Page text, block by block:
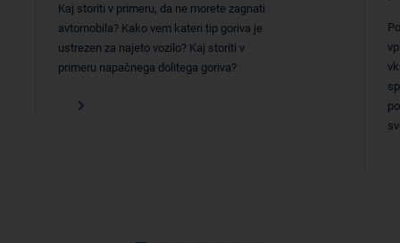
Kaj storiti v primeru, da ne morete zagnati
avtomobila? Kako vem kateri tip goriva je
ustrezen za najeto vozilo? Kaj storiti v
primeru napačnega dolitega goriva?